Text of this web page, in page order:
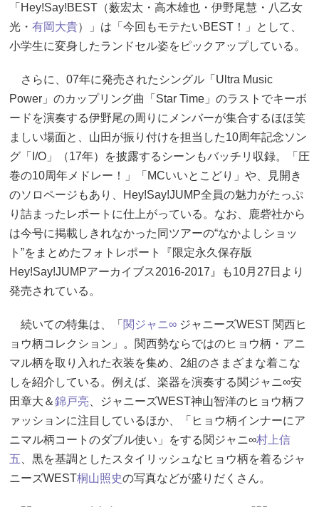
「Hey!Say!BEST（薮宏太・高木雄也・伊野尾慧・八乙女
光・ 有岡大貴）」は「今回もモテたいBEST！」として、
小学生に変身したランドセル姿をピックアップしている。
さらに、07年に発売されたシングル「Ultra Music
Power」のカップリング曲「Star Time」のラストでキーボ
ードを演奏する伊野尾の周りにメンバーが集合するほほ笑
ましい場面と、山田が振り付けを担当した10周年記念ソン
グ「I/O」（17年）を披露するシーンもバッチリ収録。「圧
巻の10周年メドレー！」「MCいいとこどり」や、見開き
のソロページもあり、Hey!Say!JUMP全員の魅力がたっぷ
り詰まったレポートに仕上がっている。なお、鹿砦社から
は今号に掲載しきれなかった同ツアーの“なかよしショッ
ト”をまとめたフォトレポート『限定永久保存版
Hey!Say!JUMPアーカイブス2016-2017』も10月27日より
発売されている。
続いての特集は、「 関ジャニ∞ ジャニーズWEST 関西ヒ
ョウ柄コレクション」。関西勢ならではのヒョウ柄・アニ
マル柄を取り入れた衣装を集め、2組のさまざまな着こな
しを紹介している。例えば、楽器を演奏する関ジャニ∞安
田章大＆錦戸亮 、ジャニーズWEST神山智洋のヒョウ柄フ
ァッションに注目しているほか、「ヒョウ柄インナーにア
ニマル柄コートのダブル使い」をする関ジャニ∞村上信
五 、黒を基調としたスタイリッシュなヒョウ柄を着るジャ
ニーズWEST桐山照史の写真などが盛りだくさん。